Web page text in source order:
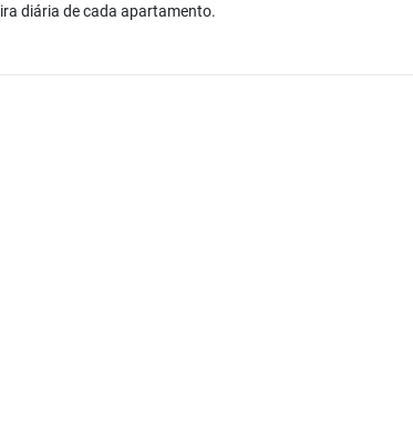
diária de cada apartamento.